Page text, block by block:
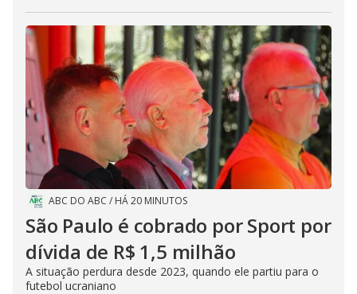
ABC DO ABC / HÁ 20 MINUTOS
São Paulo é cobrado por Sport por
dívida de R$ 1,5 milhão
A situação perdura desde 2023, quando ele partiu para o
futebol ucraniano